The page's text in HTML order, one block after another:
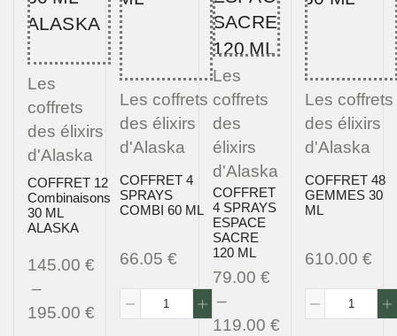
Les
coffrets
des élixirs
d'Alaska
COFFRET 12
Combinaisons
30 ML
ALASKA
145.00 €
–
195.00 €
Les coffrets
des élixirs
d'Alaska
COFFRET 4
SPRAYS
COMBI 60 ML
66.05€
Les
coffrets
des
élixirs
d'Alaska
COFFRET
4 SPRAYS
ESPACE
SACRE
120 ML
79.00 €
–
119.00 €
Les coffrets
des élixirs
d'Alaska
COFFRET 48
GEMMES 30
ML
610.00 €